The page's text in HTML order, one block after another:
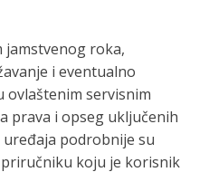
jamstvenog roka,
i eventualno
servisnim
prava i opseg uključenih
podrobnije su
koju je korisnik